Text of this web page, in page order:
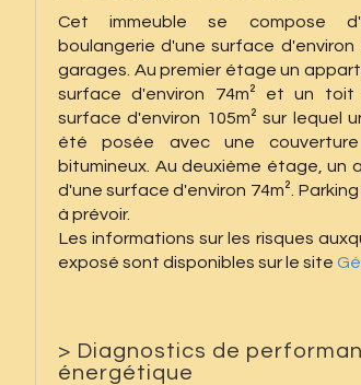
Cet immeuble se compose
boulangerie d'une surface d'environ
garages. Au premier étage un
surface d'environ 74m² et un toit
surface d'environ 105m² sur lequel
été posée avec une
bitumineux. Au deuxième étage, un
d'une surface d'environ 74m².
à prévoir.
Les informations sur les risques
exposé sont disponibles sur le site
> Diagnostics de
énergétique